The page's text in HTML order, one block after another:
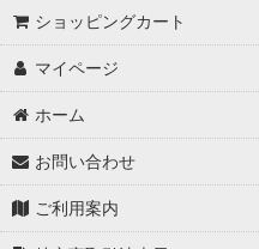
ショッピングカート
マイページ
ホーム
お問い合わせ
ご利用案内